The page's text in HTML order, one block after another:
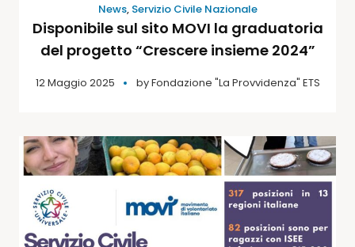
News, Servizio Civile Nazionale
Disponibile sul sito MOVI la graduatoria
del progetto “Crescere insieme 2024”
12 Maggio 2025 byFondazione "La Provvidenza" ETS